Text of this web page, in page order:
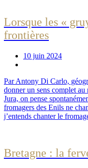
Lorsque les «
frontières
10 juin 2024
Par Antony Di Carlo,
donner un sens complet
Jura, on pense
fromagers des Enils ne
j’entends chanter le
Bretagne : la